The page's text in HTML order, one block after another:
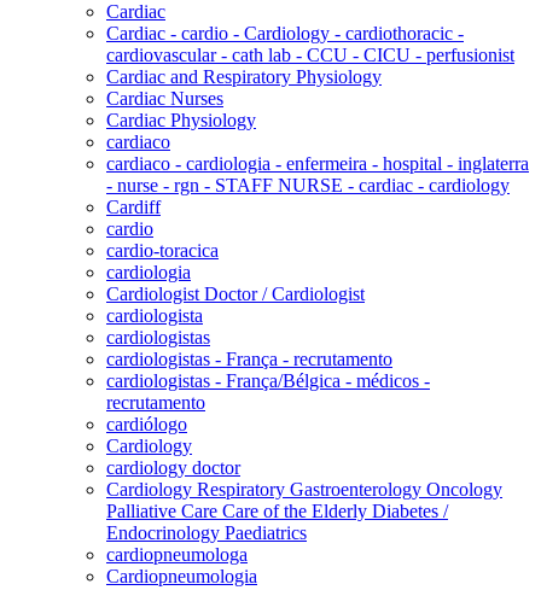
Cardiac
Cardiac - cardio - Cardiology - cardiothoracic -
cardiovascular - cath lab - CCU - CICU - perfusionist
Cardiac and Respiratory Physiology
Cardiac Nurses
Cardiac Physiology
cardiaco
cardiaco - cardiologia - enfermeira - hospital - inglaterra
- nurse - rgn - STAFF NURSE - cardiac - cardiology
Cardiff
cardio
cardio-toracica
cardiologia
Cardiologist Doctor / Cardiologist
cardiologista
cardiologistas
cardiologistas - França - recrutamento
cardiologistas - França/Bélgica - médicos -
recrutamento
cardiólogo
Cardiology
cardiology doctor
Cardiology Respiratory Gastroenterology Oncology
Palliative Care Care of the Elderly Diabetes /
Endocrinology Paediatrics
cardiopneumologa
Cardiopneumologia